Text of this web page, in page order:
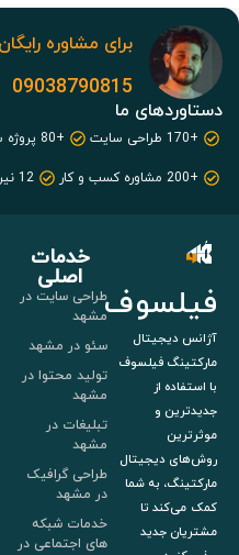
برای مشاوره
09038790815
دستاوردهای ما
+170 طراحی سایت +80 پروژه سئو
+200 مشاوره کسب و کار
12 نیروی متخصص
فیلسوف
آژانس دیجیتال
مارکتینگ فیلسوف
با استفاده از
جدیدترین و
موثرترین
روش‌های دیجیتال
مارکتینگ، به شما
کمک می‌کند تا
مشتریان جدید
خدمات
اصلی
طراحی سایت در
مشهد
سئو در مشهد
تولید محتوا در
مشهد
تبلیغات در
مشهد
طراحی گرافیک
در مشهد
خدمات شبکه
های اجتماعی در